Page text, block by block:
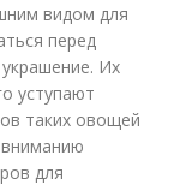
видом для
перед
Их
уступают
таких овощей
для